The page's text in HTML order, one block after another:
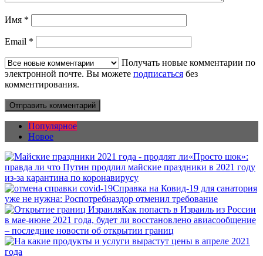
Имя *
Email *
Получать новые комментарии по
электронной почте. Вы можете подписаться без
комментирования.
Популярное
Новое
«Просто шок»:
правда ли что Путин продлил майские праздники в 2021 году
из-за карантина по коронавирусу
Справка на Ковид-19 для санатория
уже не нужна: Роспотребназдор отменил требование
Как попасть в Израиль из России
в мае-июне 2021 года, будет ли восстановлено авиасообщение
– последние новости об открытии границ